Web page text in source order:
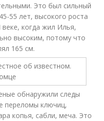
Это был сильный
55 лет, высокого роста
когда жил Илья,
высоким, потому что
165 см.
обнаружили следы
переломы ключиц,
копья, сабли, меча. Это